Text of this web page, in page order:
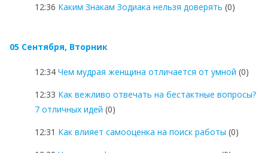
12:36 Каким Знакам Зодиака нельзя доверять (0)
05 Сентября, Вторник
12:34 Чем мудрая женщина отличается от умной (0)
12:33 Как вежливо отвечать на бестактные вопросы?
7 отличных идей (0)
12:31 Как влияет самооценка на поиск работы (0)